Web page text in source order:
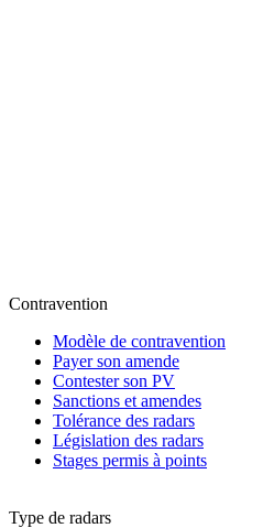
Contravention
Modèle de contravention
Payer son amende
Contester son PV
Sanctions et amendes
Tolérance des radars
Législation des radars
Stages permis à points
Type de radars